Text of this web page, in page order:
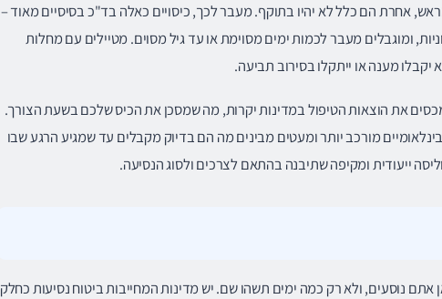
אחרת הם כלל לא יהיו בתוקף. מעבר לכך, כיסויים כאלה בד"כ בסיסיים מאוד –
ומוגבלים מעבר לכמות ימים מסוימת או עד גיל מסוים. מטיילים עם מחלות
יקבלו מענה או ייתקלו בסירוב תביעה.
את הוצאות הטיפול במדינות יקרות, מה שמסכן את הכיס שלכם בשעת הצורך.
מורכב יותר ומעטים מבינים מה הם בדיוק מקבלים עד שמגיע הרגע שבו
ייעודית ומקיפה שתיבנה בהתאם לצרכים ולסוג הנסיעה.
נוסעים, ולא רק כמה ימים תשהו שם. יש מדינות המחייבות ביטוח נסיעות כחלק